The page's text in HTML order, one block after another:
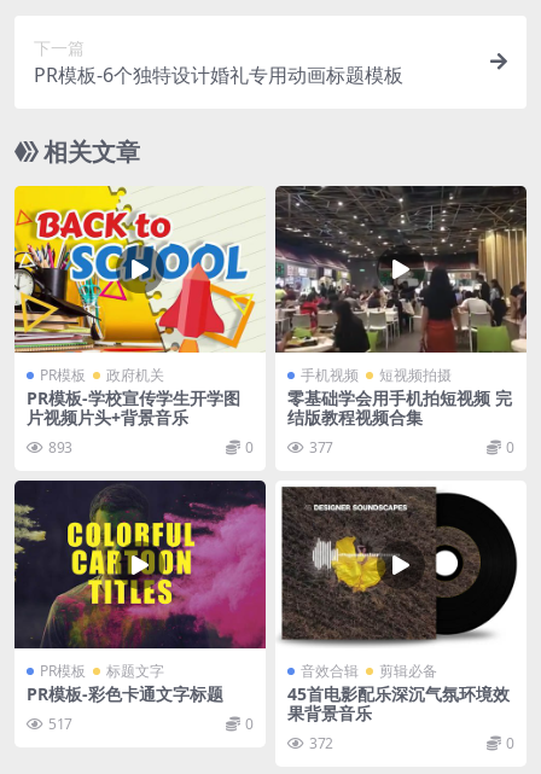
下一篇
PR模板-6个独特设计婚礼专用动画标题模板
相关文章
PR模板 政府机关
PR模板-学校宣传学生开学图
片视频片头+背景音乐
893 0
手机视频 短视频拍摄
零基础学会用手机拍短视频 完
结版教程视频合集
377 0
PR模板 标题文字
PR模板-彩色卡通文字标题
517 0
音效合辑 剪辑必备
45首电影配乐深沉气氛环境效
果背景音乐
372 0